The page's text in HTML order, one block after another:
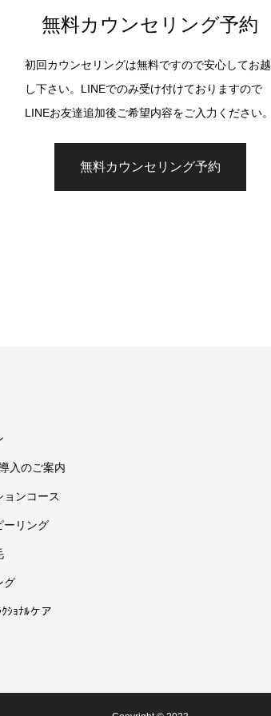
無料カウンセリング予約
初回カウンセリングは無料ですので安心してお越
し下さい。LINEでのみ受け付けておりますので
LINEお友達追加後ご希望内容をご入力ください。
無料カウンセリング予約
入のご案内
ョンコース
ーリング
グ
ｼｮﾅﾙケア